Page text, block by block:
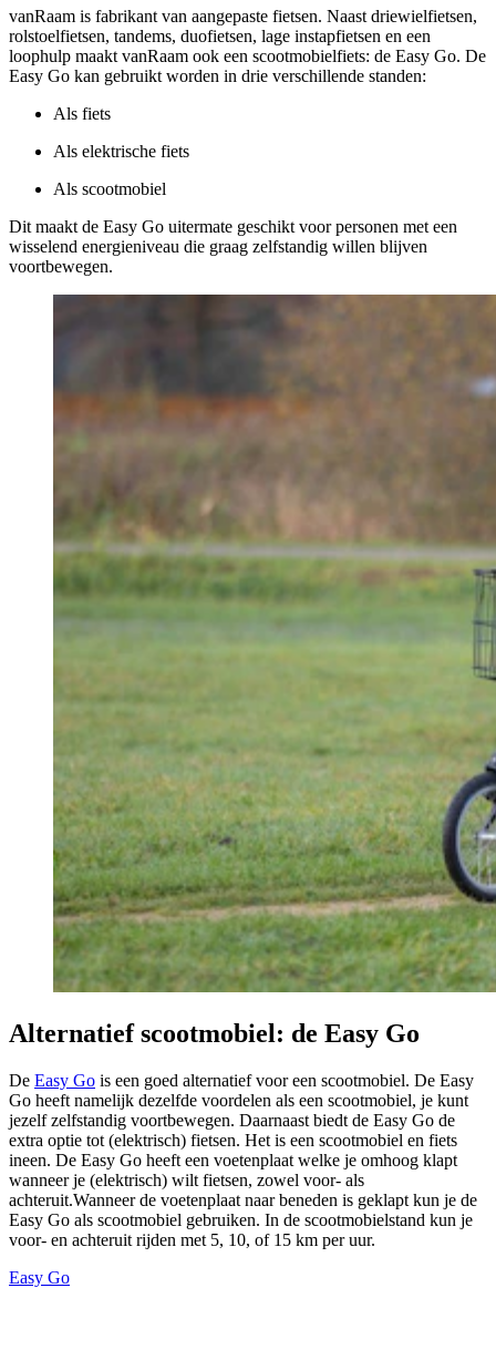
vanRaam is fabrikant van aangepaste fietsen. Naast driewielfietsen,
rolstoelfietsen, tandems, duofietsen, lage instapfietsen en een
loophulp maakt vanRaam ook een scootmobielfiets: de Easy Go. De
Easy Go kan gebruikt worden in drie verschillende standen:
Als fiets
Als elektrische fiets
Als scootmobiel
Dit maakt de Easy Go uitermate geschikt voor personen met een
wisselend energieniveau die graag zelfstandig willen blijven
voortbewegen.
Alternatief scootmobiel: de Easy Go
De Easy Go is een goed alternatief voor een scootmobiel. De Easy
Go heeft namelijk dezelfde voordelen als een scootmobiel, je kunt
jezelf zelfstandig voortbewegen. Daarnaast biedt de Easy Go de
extra optie tot (elektrisch) fietsen. Het is een scootmobiel en fiets
ineen. De Easy Go heeft een voetenplaat welke je omhoog klapt
wanneer je (elektrisch) wilt fietsen, zowel voor- als
achteruit.Wanneer de voetenplaat naar beneden is geklapt kun je de
Easy Go als scootmobiel gebruiken. In de scootmobielstand kun je
voor- en achteruit rijden met 5, 10, of 15 km per uur.
Easy Go